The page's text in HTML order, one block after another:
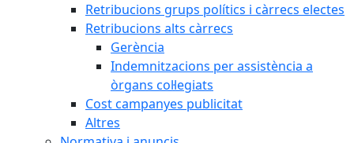
Retribucions grups polítics i càrrecs electes
Retribucions alts càrrecs
Gerència
Indemnitzacions per assistència a
òrgans col·legiats
Cost campanyes publicitat
Altres